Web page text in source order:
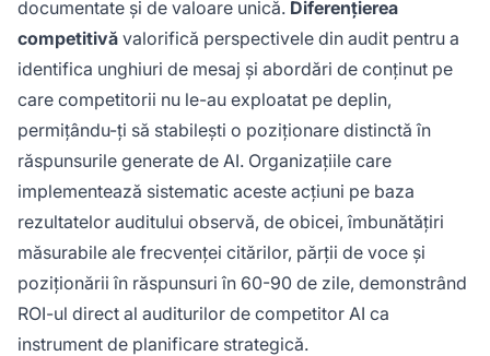
documentate și de valoare unică. Diferențierea
competitivă valorifică perspectivele din audit pentru a
identifica unghiuri de mesaj și abordări de conținut pe
care competitorii nu le-au exploatat pe deplin,
permițându-ți să stabilești o poziționare distinctă în
răspunsurile generate de AI. Organizațiile care
implementează sistematic aceste acțiuni pe baza
rezultatelor auditului observă, de obicei, îmbunătățiri
măsurabile ale frecvenței citărilor, părții de voce și
poziționării în răspunsuri în 60-90 de zile, demonstrând
ROI-ul direct al auditurilor de competitor AI ca
instrument de planificare strategică.